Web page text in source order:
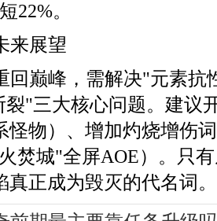
22%。
来展望
回巅峰，需解决"元素抗
"三大核心问题。建议
怪物）、增加灼烧增伤
焚城"全屏AOE）。只
正成为毁灭的代名词。